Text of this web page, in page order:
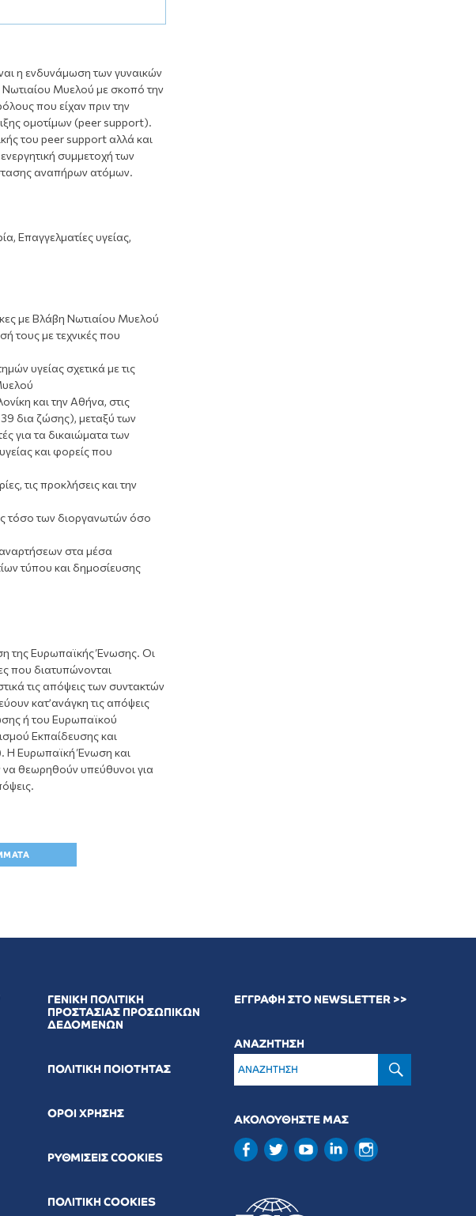
η ενδυνάμωση των γυναικών
Νωτιαίου Μυελού με σκοπό την
που είχαν πριν την
ομοτίμων (peer support).
του peer support αλλά και
συμμετοχή των
αναπήρων ατόμων.
Επαγγελματίες υγείας,
με Βλάβη Νωτιαίου Μυελού
τους με τεχνικές που
υγείας σχετικά με τις
και την Αθήνα, στις
39 δια ζώσης), μεταξύ των
για τα δικαιώματα των
και φορείς που
τις προκλήσεις και την
τόσο των διοργανωτών όσο
στα μέσα
τύπου και δημοσίευσης
της Ευρωπαϊκής Ένωσης. Οι
που διατυπώνονται
τις απόψεις των συντακτών
κατ’ανάγκη τις απόψεις
ή του Ευρωπαϊκού
Εκπαίδευσης και
Η Ευρωπαϊκή Ένωση και
θεωρηθούν υπεύθυνοι για
ΓΕΝΙΚΗ ΠΟΛΙΤΙΚΗ
ΠΡΟΣΤΑΣΙΑΣ ΠΡΟΣΩΠΙΚΩΝ
ΔΕΔΟΜΕΝΩΝ
ΠΟΛΙΤΙΚΗ ΠΟΙΟΤΗΤΑΣ
ΟΡΟΙ ΧΡΗΣΗΣ
ΡΥΘΜΙΣΕΙΣ COOKIES
ΠΟΛΙΤΙΚΗ COOKIES
ΕΓΓΡΑΦΗ ΣΤΟ NEWSLETTER >>
ΑΝΑΖΗΤΗΣΗ
ΑΚΟΛΟΥΘΗΣΤΕ ΜΑΣ